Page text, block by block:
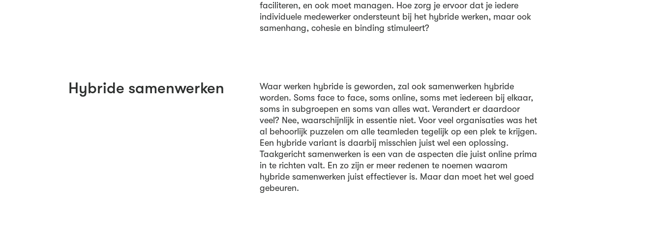
faciliteren, en ook moet managen. Hoe zorg je ervoor dat je iedere
individuele medewerker ondersteunt bij het hybride werken, maar ook
samenhang, cohesie en binding stimuleert?
Hybride samenwerken
Waar werken hybride is geworden, zal ook samenwerken hybride
worden. Soms face to face, soms online, soms met iedereen bij elkaar,
soms in subgroepen en soms van alles wat. Verandert er daardoor
veel? Nee, waarschijnlijk in essentie niet. Voor veel organisaties was het
al behoorlijk puzzelen om alle teamleden tegelijk op een plek te krijgen.
Een hybride variant is daarbij misschien juist wel een oplossing.
Taakgericht samenwerken is een van de aspecten die juist online prima
in te richten valt. En zo zijn er meer redenen te noemen waarom
hybride samenwerken juist effectiever is. Maar dan moet het wel goed
gebeuren.